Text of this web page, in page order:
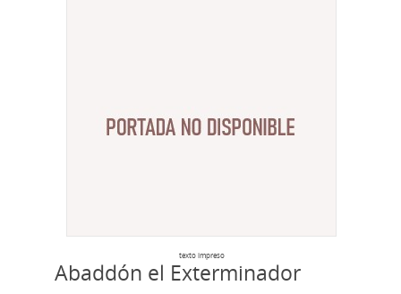
texto impreso
Abaddón el Exterminador